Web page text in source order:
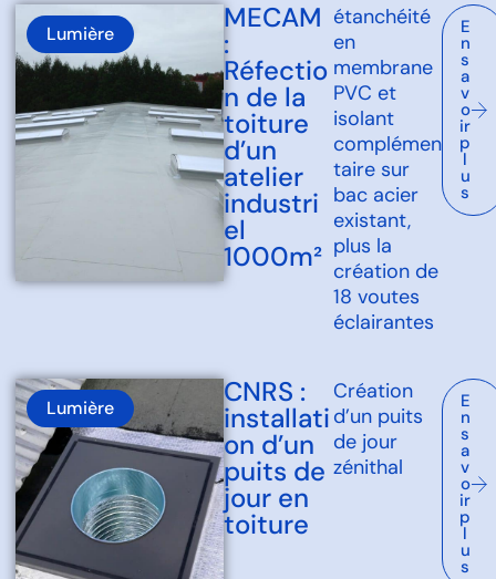
Lumière MECAM
:
Réfectio
n de la
toiture
d’un
atelier
industri
el
1000m²
étanchéité
en
membrane
PVC et
isolant
complémen
taire sur
bac acier
existant,
plus la
création de
18 voutes
éclairantes
E
n
s
a
v
o
ir
p
l
u
s
Lumière CNRS :
installati
on d’un
puits de
jour en
toiture
Création
d’un puits
de jour
zénithal
E
n
s
a
v
o
ir
p
l
u
s